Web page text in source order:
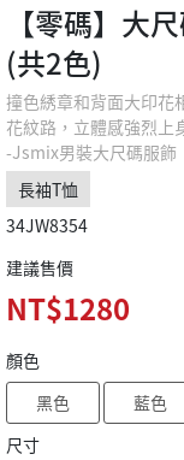
【零碼】大
(共2色)
撞色綉章和背面大印花
花紋路，立體感強烈上
-Jsmix男裝大尺碼服飾
長袖T恤
34JW8354
建議售價
NT$1280
顏色
黑色
藍色
尺寸